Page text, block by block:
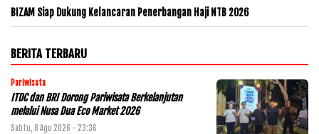
BIZAM Siap Dukung Kelancaran Penerbangan Haji NTB 2026
BERITA TERBARU
Pariwisata
ITDC dan BRI Dorong Pariwisata Berkelanjutan
melalui Nusa Dua Eco Market 2026
Sabtu, 8 Agu 2026 - 23:36